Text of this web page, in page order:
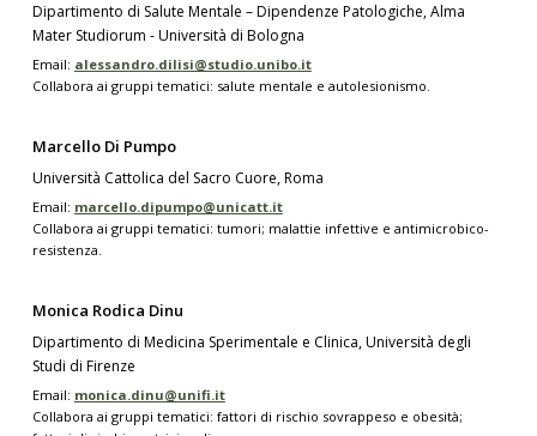
Dipartimento di Salute Mentale – Dipendenze Patologiche, Alma
Mater Studiorum - Università di Bologna
Email: alessandro.dilisi@studio.unibo.it
Collabora ai gruppi tematici: salute mentale e autolesionismo.
Marcello Di Pumpo
Università Cattolica del Sacro Cuore, Roma
Email: marcello.dipumpo@unicatt.it
Collabora ai gruppi tematici: tumori; malattie infettive e antimicrobico-
resistenza.
Monica Rodica Dinu
Dipartimento di Medicina Sperimentale e Clinica, Università degli
Studi di Firenze
Email: monica.dinu@unifi.it
Collabora ai gruppi tematici: fattori di rischio sovrappeso e obesità;